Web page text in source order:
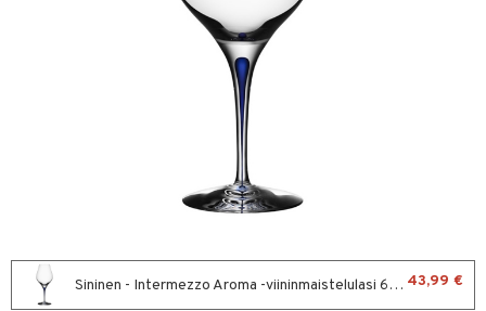
Sininen - Intermezzo Aroma -viininmaistelulasi 62cl (60cl) 43,99 €
& Konjakkilasit